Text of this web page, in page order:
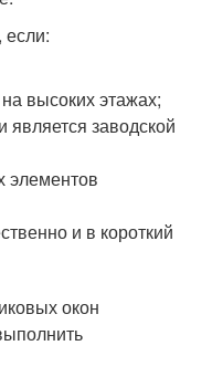
если:
высоких этажах;
заводской
элементов
и в короткий
окон